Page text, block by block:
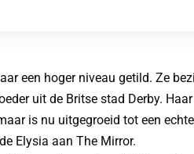
een hoger niveau getild. Ze
uit de Britse stad Derby.
is nu uitgegroeid tot een
Elysia aan The Mirror.